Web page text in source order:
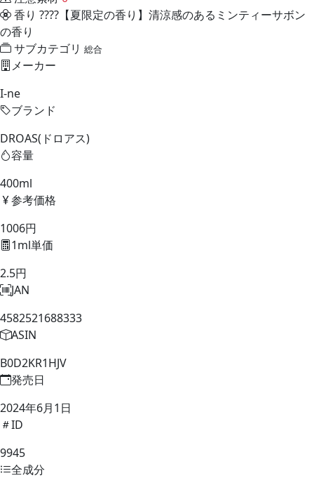
香り ????【夏限定の香り】清涼感のあるミンティーサボン
の香り
サブカテゴリ 総合
メーカー
I-ne
ブランド
DROAS(ドロアス)
容量
400ml
参考価格
1006円
1ml単価
2.5円
JAN
4582521688333
ASIN
B0D2KR1HJV
発売日
2024年6月1日
ID
9945
全成分